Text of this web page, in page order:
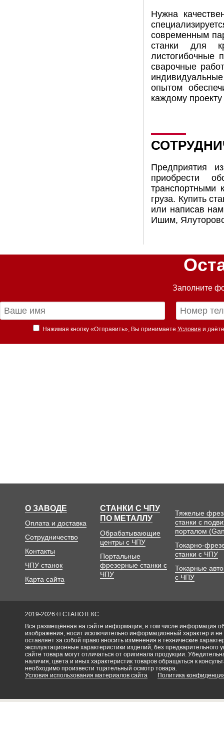
Нужна
современным
станки для
листогибочные
сварочные
опытом
каждому
Предприятия
приобрести
транспортными
груза. Купить
или написав
Ишим,
Заполните
Нажимая кнопку «Отправить», Вы принимаете Условия и
О ЗАВОДЕ
Оплата и доставка
Сотрудничество
Контакты
ЧПУ станок
Карта сайта
СТАНКИ С ЧПУ
ПО МЕТАЛЛУ
Обрабатывающие
центры с ЧПУ
Портальные
фрезерные станки с
ЧПУ
Тяжелые
станки с
порталом
Токарно-
станки с ЧПУ
Токарные
с ЧПУ
2019-2026 © СТАНОТЕКС
Вся размещённая на сайте информация, в том числе информация об
изображения, носит исключительно информационный характер и
оставляет за собой право вносить изменения в технические
эксплуатационные характеристики изделий, без
сайте товара могут отличаться от оригинала продукции.
наличия, цвета и иных характеристик товаров обращаться к
необходимо произвести тщательный осмотр товара.
Условия использования материалов сайта
Политика